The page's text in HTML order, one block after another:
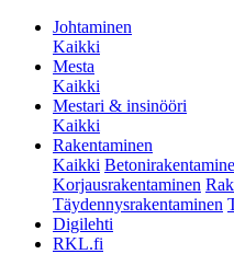
Johtaminen
Kaikki
Mesta
Kaikki
Mestari & insinööri
Kaikki
Rakentaminen
Kaikki
Korjausrakentaminen
Täydennysrakentaminen
Digilehti
RKL.fi